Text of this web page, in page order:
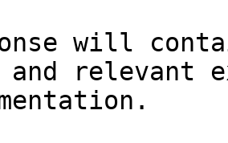
will
and relevant